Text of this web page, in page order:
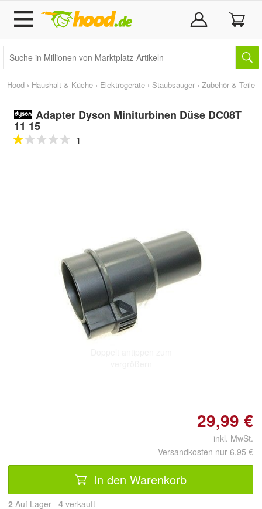
Hood › Haushalt & Küche › Elektrogeräte › Staubsauger › Zubehör & Teile
Adapter Dyson Miniturbinen Düse DC08T
11 15
1
29,99 €
inkl. MwSt.
Versandkosten nur 6,95 €
In den Warenkorb
2 Auf Lager 4 verkauft